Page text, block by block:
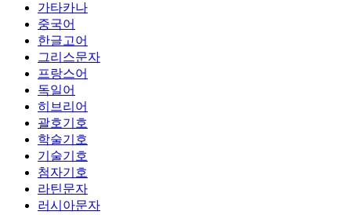
가타카나
중국어
한글고어
그리스문자
프랑스어
독일어
히브리어
괄호기호
학술기호
기술기호
첨자기호
라틴문자
러시아문자